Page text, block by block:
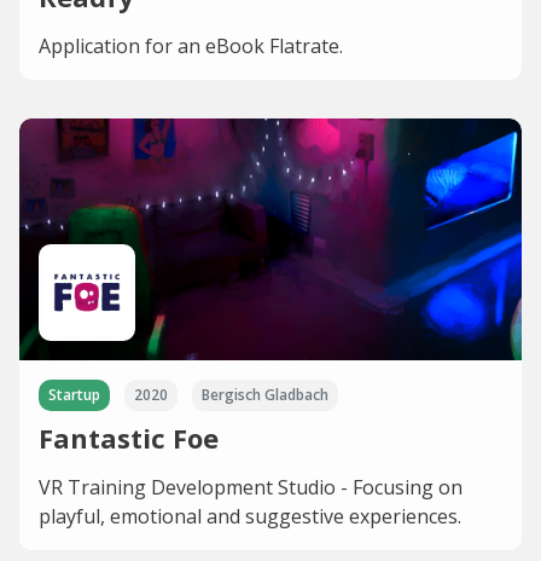
Application for an eBook Flatrate.
Startup 2020 Bergisch Gladbach
Fantastic Foe
VR Training Development Studio - Focusing on
playful, emotional and suggestive experiences.